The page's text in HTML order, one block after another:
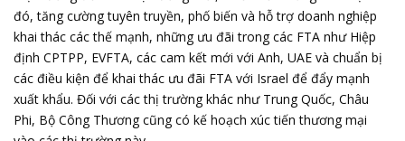
đó, tăng cường tuyên truyền, phố biến và hỗ trợ doanh nghiệp
khai thác các thế mạnh, những ưu đãi trong các FTA như Hiệp
định CPTPP, EVFTA, các cam kết mới với Anh, UAE và chuẩn bị
các điều kiện để khai thác ưu đãi FTA với Israel để đẩy mạnh
xuất khẩu. Đối với các thị trường khác như Trung Quốc, Châu
Phi, Bộ Công Thương cũng có kế hoạch xúc tiến thương mại